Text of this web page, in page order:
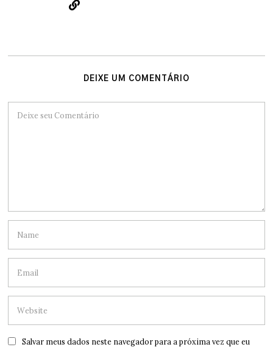
DEIXE UM COMENTÁRIO
Salvar meus dados neste navegador para a próxima vez que eu